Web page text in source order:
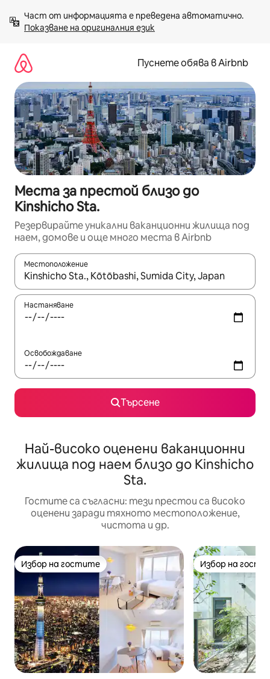
към
съдържанието
Показване на оригиналния език
Пуснете обява в Airbnb
Места за престой близо до
Kinshicho Sta.
Резервирайте уникални ваканционни жилища под
наем, домове и още много места в Airbnb
Местоположение
Когато резултатите се покажат, използвайте
Настаняване
Освобождаване
Търсене
Най-високо оценени ваканционни
жилища под наем близо до Kinshicho
Sta.
Гостите са съгласни: тези престои са високо
оценени заради тяхното местоположение,
чистота и др.
Избор на гостите
Избор на гостите Избор на
Избор на